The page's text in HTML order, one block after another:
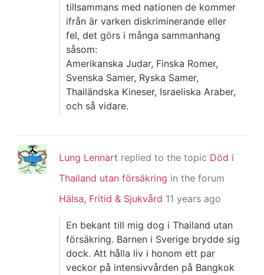
tillsammans med nationen de kommer
ifrån är varken diskriminerande eller
fel, det görs i många sammanhang
såsom:
Amerikanska Judar, Finska Romer,
Svenska Samer, Ryska Samer,
Thailändska Kineser, Israeliska Araber,
och så vidare.
Lung Lennart replied to the topic Död i
Thailand utan försäkring in the forum
Hälsa, Fritid & Sjukvård 11 years ago
En bekant till mig dog i Thailand utan
försäkring. Barnen i Sverige brydde sig
dock. Att hålla liv i honom ett par
veckor på intensivvården på Bangkok